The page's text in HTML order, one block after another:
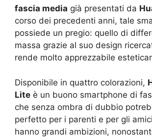
fascia media già presentati da
corso dei precedenti anni, tale
possiede un pregio: quello di
massa grazie al suo design
rende molto apprezzabile
Disponibile in quattro colorazioni,
Lite è un buono smartphone di
che senza ombra di dubbio
perfetto per i parenti e per gli
hanno grandi ambizioni,